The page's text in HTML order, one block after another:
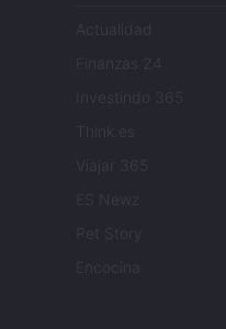
Actualidad
Finanzas 24
Investindo 365
Think.es
Viajar 365
ES Newz
Pet Story
Encocina